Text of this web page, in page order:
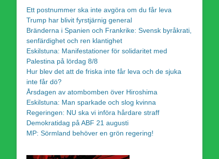
Ett postnummer ska inte avgöra om du får leva
Trump har blivit fyrstjärnig general
Bränderna i Spanien och Frankrike: Svensk byråkrati,
senfärdighet och ren klantighet
Eskilstuna: Manifestationer för solidaritet med
Palestina på lördag 8/8
Hur blev det att de friska inte får leva och de sjuka
inte får dö?
Årsdagen av atombomben över Hiroshima
Eskilstuna: Man sparkade och slog kvinna
Regeringen: NU ska vi införa hårdare straff
Demokratidag på ABF 21 augusti
MP: Sörmland behöver en grön regering!